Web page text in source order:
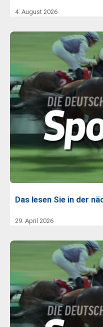
4. August 2026
Das lesen Sie in der
29. April 2026